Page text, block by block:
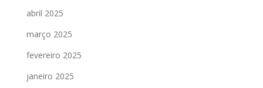
abril 2025
março 2025
fevereiro 2025
janeiro 2025